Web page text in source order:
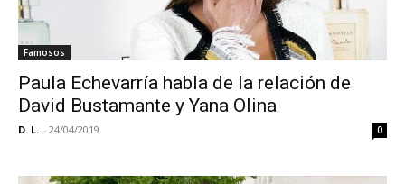
Famosos
Paula Echevarría habla de la relación de
David Bustamante y Yana Olina
D. L. - 24/04/2019 0